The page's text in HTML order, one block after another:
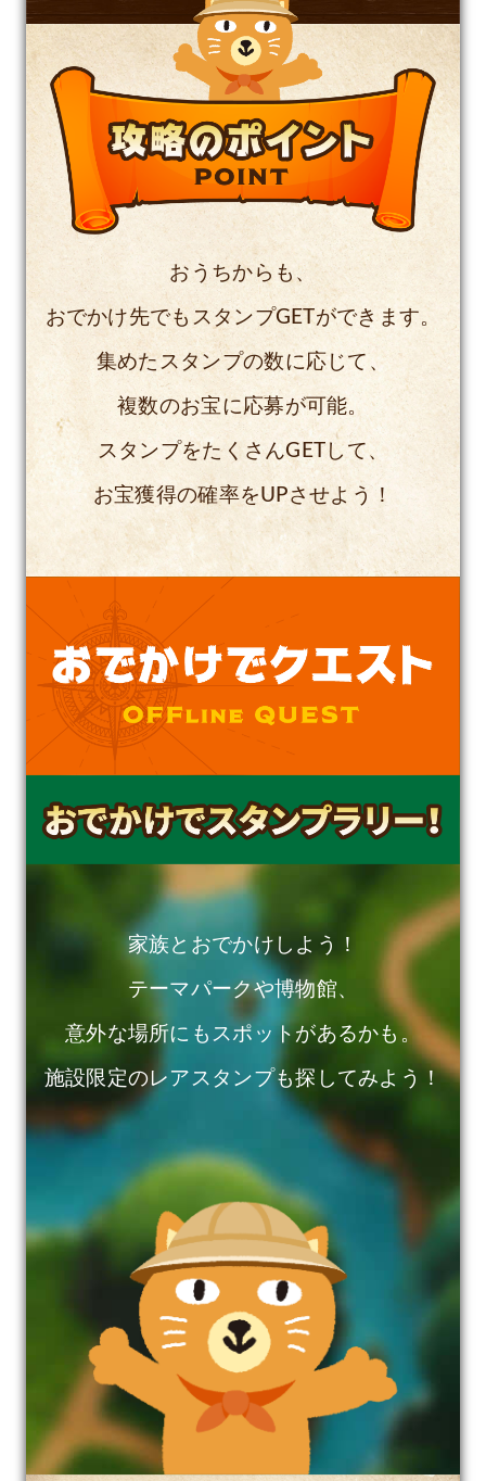
おうちからも、
おでかけ先でもスタンプGETができます。
集めたスタンプの数に応じて、
複数のお宝に応募が可能。
スタンプをたくさんGETして、
お宝獲得の確率をUPさせよう！
家族とおでかけしよう！
テーマパークや博物館、
意外な場所にもスポットがあるかも。
施設限定のレアスタンプも探してみよう！